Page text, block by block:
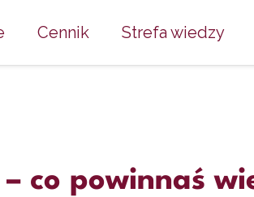
Cennik Strefa wiedzy
co powinnaś